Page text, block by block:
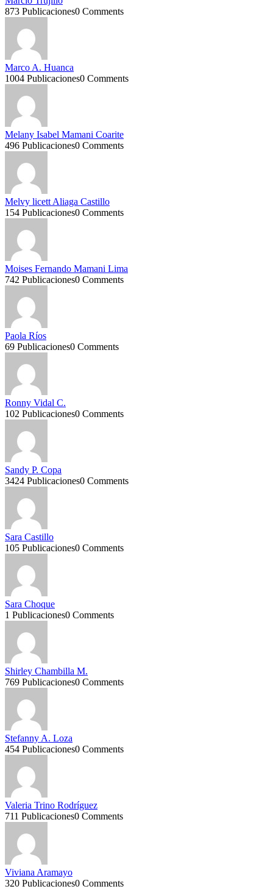
873 Publicaciones0 Comments
Marco A. Huanca
1004 Publicaciones0 Comments
Melany Isabel Mamani Coarite
496 Publicaciones0 Comments
Melvy licett Aliaga Castillo
154 Publicaciones0 Comments
Moises Fernando Mamani Lima
742 Publicaciones0 Comments
Paola Ríos
69 Publicaciones0 Comments
Ronny Vidal C.
102 Publicaciones0 Comments
Sandy P. Copa
3424 Publicaciones0 Comments
Sara Castillo
105 Publicaciones0 Comments
Sara Choque
1 Publicaciones0 Comments
Shirley Chambilla M.
769 Publicaciones0 Comments
Stefanny A. Loza
454 Publicaciones0 Comments
Valeria Trino Rodríguez
711 Publicaciones0 Comments
Viviana Aramayo
320 Publicaciones0 Comments